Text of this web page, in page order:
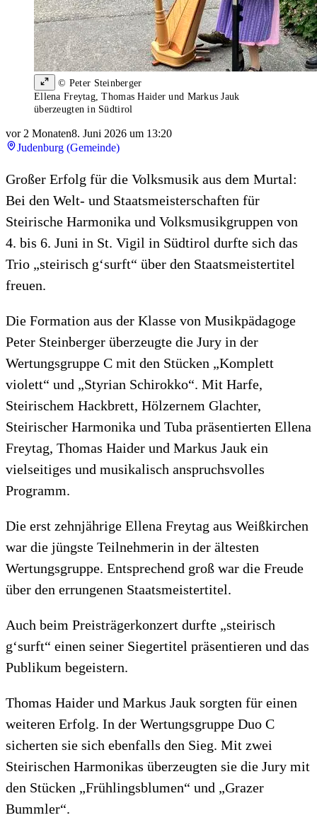
© Peter Steinberger
Ellena Freytag, Thomas Haider und Markus Jauk
überzeugten in Südtirol
vor 2 Monaten8. Juni 2026 um 13:20
Judenburg (Gemeinde)
Großer Erfolg für die Volksmusik aus dem Murtal:
Bei den Welt- und Staatsmeisterschaften für
Steirische Harmonika und Volksmusikgruppen von
4. bis 6. Juni in St. Vigil in Südtirol durfte sich das
Trio „steirisch g‘surft“ über den Staatsmeistertitel
freuen.
Die Formation aus der Klasse von Musikpädagoge
Peter Steinberger überzeugte die Jury in der
Wertungsgruppe C mit den Stücken „Komplett
violett“ und „Styrian Schirokko“. Mit Harfe,
Steirischem Hackbrett, Hölzernem Glachter,
Steirischer Harmonika und Tuba präsentierten Ellena
Freytag, Thomas Haider und Markus Jauk ein
vielseitiges und musikalisch anspruchsvolles
Programm.
Die erst zehnjährige Ellena Freytag aus Weißkirchen
war die jüngste Teilnehmerin in der ältesten
Wertungsgruppe. Entsprechend groß war die Freude
über den errungenen Staatsmeistertitel.
Auch beim Preisträgerkonzert durfte „steirisch
g‘surft“ einen seiner Siegertitel präsentieren und das
Publikum begeistern.
Thomas Haider und Markus Jauk sorgten für einen
weiteren Erfolg. In der Wertungsgruppe Duo C
sicherten sie sich ebenfalls den Sieg. Mit zwei
Steirischen Harmonikas überzeugten sie die Jury mit
den Stücken „Frühlingsblumen“ und „Grazer
Bummler“.